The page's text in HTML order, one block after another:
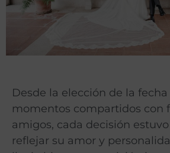
Desde la elección de la
momentos compartidos con
amigos, cada decisión
reflejar su amor y